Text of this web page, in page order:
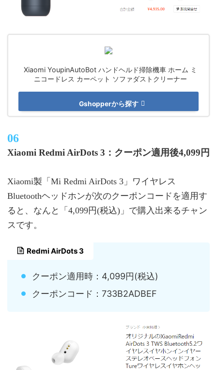
Xiaomi YoupinAutoBot ハンドヘルド掃除機車 ホーム ミ
ニコードレス カーペット ソファダストクリーナー
Gshopperから探す
Xiaomi Redmi AirDots 3：クーポン適用後4,099円
Xiaomi製「Mi Redmi AirDots 3」ワイヤレス
Bluetoothヘッドホンが次のクーポンコードを適用す
ると、なんと「4,099円(税込)」で購入出来るチャン
スです。
Redmi AirDots 3
クーポン適用時：4,099円(税込)
クーポンコード：733B2ADBEF